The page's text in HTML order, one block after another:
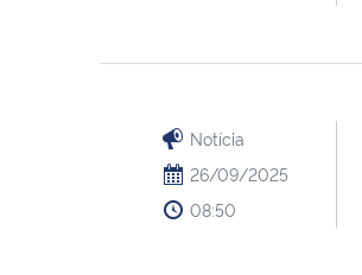
Notícia
26/09/2025
08:50